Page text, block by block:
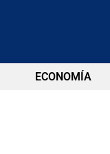
ECONOMÍA